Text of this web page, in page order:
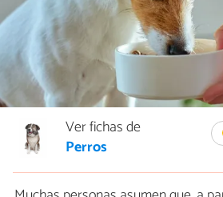
Ver fichas de
Perros